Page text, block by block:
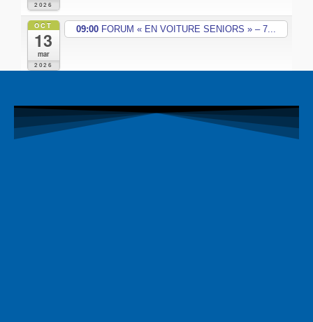
2026
OCT
13
mar
2026
09:00 FORUM « EN VOITURE SENIORS » – 7...